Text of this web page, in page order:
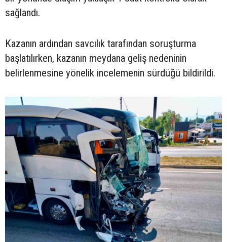
sağlandı.
Kazanın ardından savcılık tarafından soruşturma
başlatılırken, kazanın meydana geliş nedeninin
belirlenmesine yönelik incelemenin sürdüğü bildirildi.